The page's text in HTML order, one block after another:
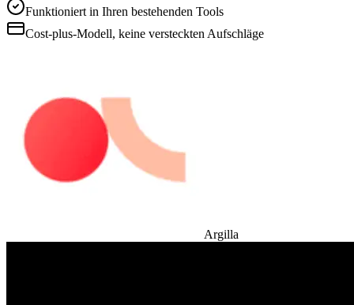
Funktioniert in Ihren bestehenden Tools
Cost-plus-Modell, keine versteckten Aufschläge
Argilla